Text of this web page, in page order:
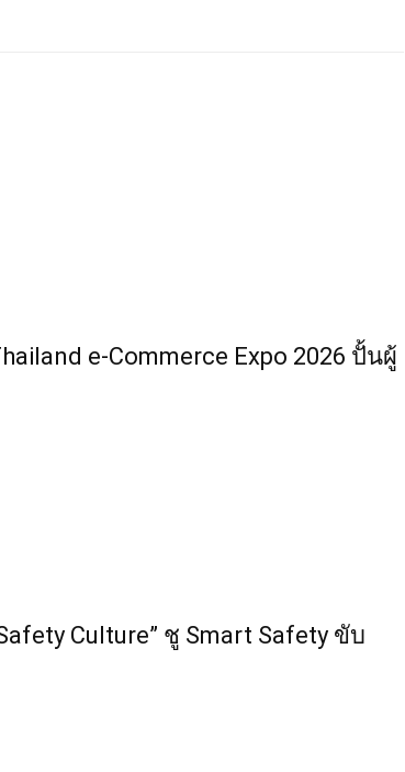
e-Commerce Expo 2026 ปั้นผู้
Culture” ชู Smart Safety ขับ